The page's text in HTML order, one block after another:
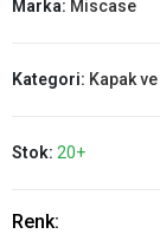
Marka: Miscase
Kategori: Kapak ve
Stok: 20+
Renk: